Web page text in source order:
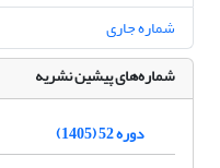
شماره جاری
شماره‌های پیشین نشریه
دوره 52 (1405)